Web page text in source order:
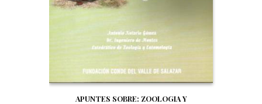
APUNTES SOBRE: ZOOLOGIA Y